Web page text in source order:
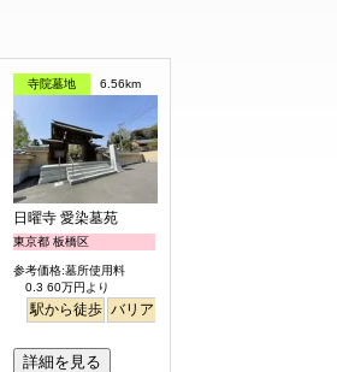
駅から徒歩
寺院墓地 6.56km
日曜寺 愛染墓苑
東京都 板橋区
参考価格:墓所使用料
0.3 60万円より
駅から徒歩 バリアフリー
詳細を見る